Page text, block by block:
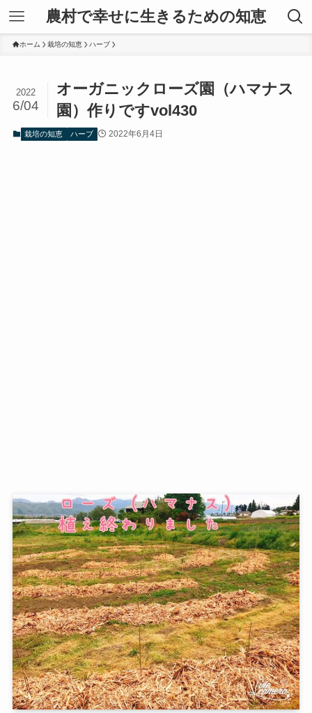
農村で幸せに生きるための知恵
ホーム 栽培の知恵 ハーブ
オーガニックローズ園（ハマナス
園）作りですvol430
2022
6/04
栽培の知恵 ハーブ 2022年6月4日